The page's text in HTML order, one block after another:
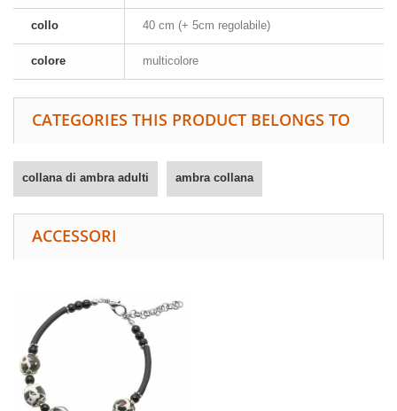
collo 40 cm (+ 5cm regolabile)
colore multicolore
CATEGORIES THIS PRODUCT BELONGS TO
collana di ambra adulti ambra collana
ACCESSORI